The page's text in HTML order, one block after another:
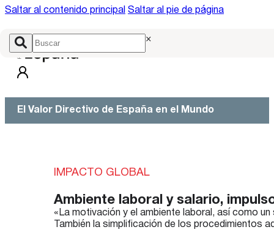
Saltar al contenido principal Saltar al pie de página
×
El Valor Directivo de España en el Mundo
IMPACTO GLOBAL
Ambiente laboral y salario,
«La motivación y el ambiente laboral, así como
También la simplificación de los procedimientos